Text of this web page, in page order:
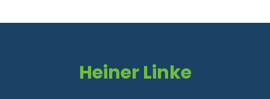
Heiner Linke